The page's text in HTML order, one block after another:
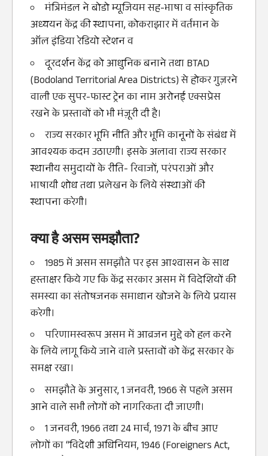
मंत्रिमंडल ने बोडो म्यूजियम सह-भाषा व सांस्कृतिक
अध्ययन केंद्र की स्थापना, कोकराझार में वर्तमान के
ऑल इंडिया रेडियो स्टेशन व
दूरदर्शन केंद्र को आधुनिक बनाने तथा BTAD
(Bodoland Territorial Area Districts) से होकर गुज़रने
वाली एक सुपर-फास्ट ट्रेन का नाम अरोनई एक्सप्रेस
रखने के प्रस्तावों को भी मंज़ूरी दी है।
राज्य सरकार भूमि नीति और भूमि कानूनों के संबंध में
आवश्यक कदम उठाएगी। इसके अलावा राज्य सरकार
स्थानीय समुदायों के रीति- रिवाजों, परंपराओं और
भाषायी शोध तथा प्रलेखन के लिये संस्थाओं की
स्थापना करेगी।
क्या है असम समझौता?
1985 में असम समझौते पर इस आश्वासन के साथ
हस्ताक्षर किये गए कि केंद्र सरकार असम में विदेशियों की
समस्या का संतोषजनक समाधान खोजने के लिये प्रयास
करेगी।
परिणामस्वरूप असम में आव्रजन मुद्दे को हल करने
के लिये लागू किये जाने वाले प्रस्तावों को केंद्र सरकार के
समक्ष रखा।
समझौते के अनुसार, 1 जनवरी, 1966 से पहले असम
आने वाले सभी लोगों को नागरिकता दी जाएगी।
1 जनवरी, 1966 तथा 24 मार्च, 1971 के बीच आए
लोगों का “विदेशी अधिनियम, 1946 (Foreigners Act,